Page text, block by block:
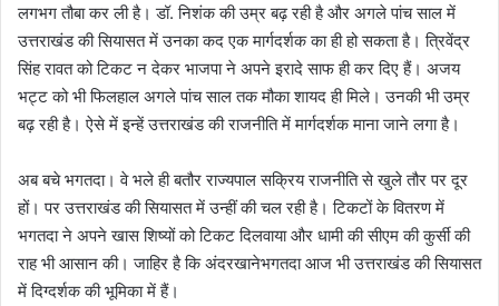
लगभग तौबा कर ली है। डॉ. निशंक की उम्र बढ़ रही है और अगले पांच साल में
उत्तराखंड की सियासत में उनका कद एक मार्गदर्शक का ही हो सकता है। त्रिवेंद्र
सिंह रावत को टिकट न देकर भाजपा ने अपने इरादे साफ ही कर दिए हैं। अजय
भट्ट को भी फिलहाल अगले पांच साल तक मौका शायद ही मिले। उनकी भी उम्र
बढ़ रही है। ऐसे में इन्हें उत्तराखंड की राजनीति में मार्गदर्शक माना जाने लगा है।
अब बचे भगतदा। वे भले ही बतौर राज्यपाल सक्रिय राजनीति से खुले तौर पर दूर
हों। पर उत्तराखंड की सियासत में उन्हीं की चल रही है। टिकटों के वितरण में
भगतदा ने अपने खास शिष्यों को टिकट दिलवाया और धामी की सीएम की कुर्सी की
राह भी आसान की। जाहिर है कि अंदरखानेभगतदा आज भी उत्तराखंड की सियासत
में दिग्दर्शक की भूमिका में हैं।